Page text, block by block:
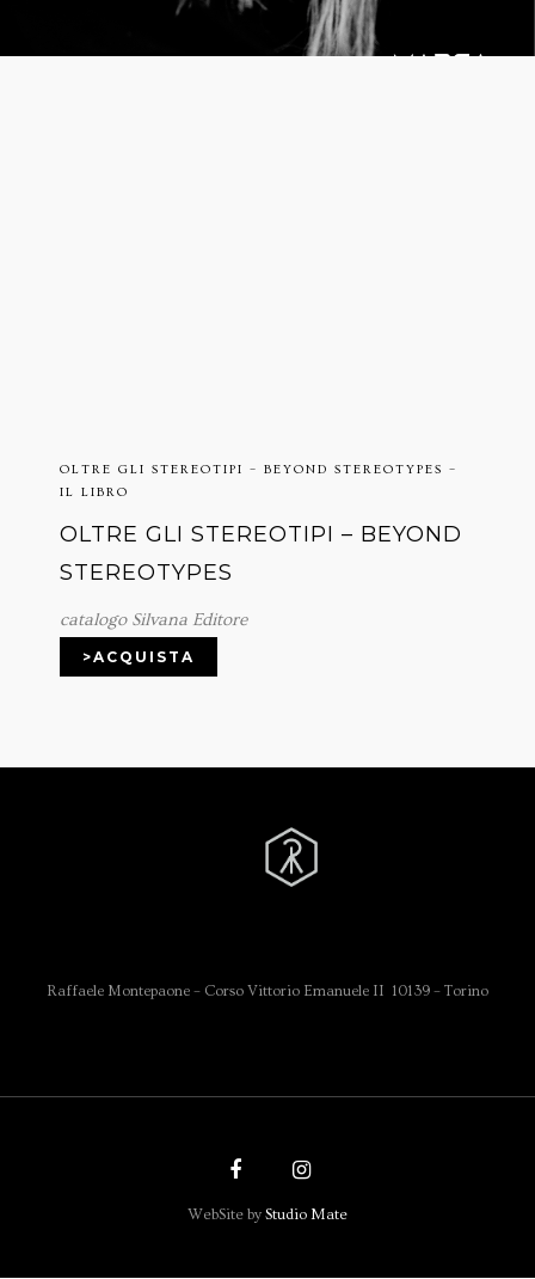
OLTRE GLI STEREOTIPI – BEYOND STEREOTYPES –
IL LIBRO
OLTRE GLI STEREOTIPI – BEYOND
STEREOTYPES
catalogo Silvana Editore
>ACQUISTA
Raffaele Montepaone – Corso Vittorio Emanuele II 10139 – Torino
WebSite by Studio Mate